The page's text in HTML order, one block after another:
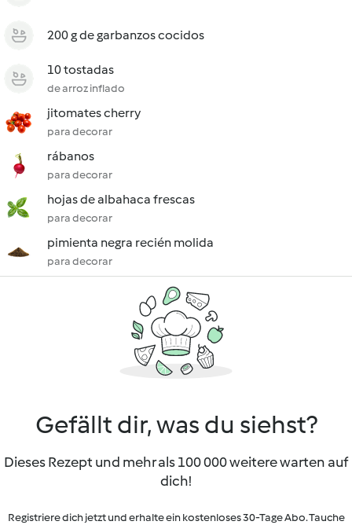
200 g de garbanzos cocidos
10 tostadas
de arroz inflado
jitomates cherry
para decorar
rábanos
para decorar
hojas de albahaca frescas
para decorar
pimienta negra recién molida
para decorar
Gefällt dir, was du siehst?
Dieses Rezept und mehr als 100 000 weitere warten auf
dich!
Registriere dich jetzt und erhalte ein kostenloses 30-Tage Abo. Tauche